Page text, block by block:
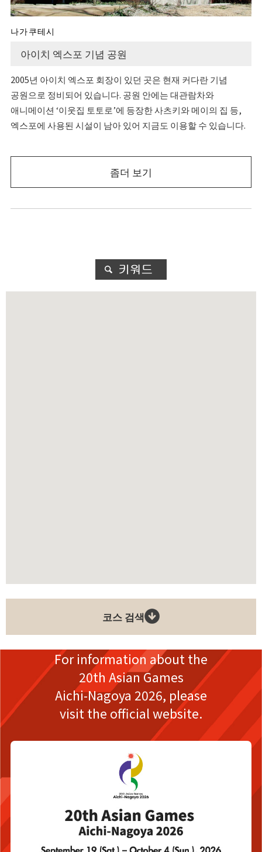
나가쿠테시
아이치 엑스포 기념 공원
2005년 아이치 엑스포 회장이 있던 곳은 현재 커다란 기념
공원으로 정비되어 있습니다. 공원 안에는 대관람차와
애니메이션 ‘이웃집 토토로’에 등장한 사츠키와 메이의 집 등,
엑스포에 사용된 시설이 남아 있어 지금도 이용할 수 있습니다.
좀더 보기
코스 검색
For information about the
20th Asian Games
Aichi-Nagoya 2026, please
visit the official website.